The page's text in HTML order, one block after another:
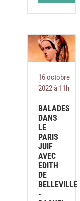
16 octobre
2022 à 11h
BALADES
DANS
LE
PARIS
JUIF
AVEC
EDITH
DE
BELLEVILLE
-